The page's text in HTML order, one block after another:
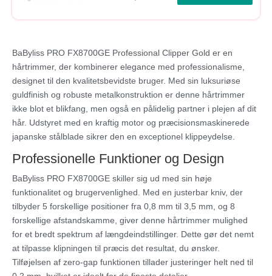
BaByliss PRO FX8700GE Professional Clipper Gold er en
hårtrimmer, der kombinerer elegance med professionalisme,
designet til den kvalitetsbevidste bruger. Med sin luksuriøse
guldfinish og robuste metalkonstruktion er denne hårtrimmer
ikke blot et blikfang, men også en pålidelig partner i plejen af dit
hår. Udstyret med en kraftig motor og præcisionsmaskinerede
japanske stålblade sikrer den en exceptionel klippeydelse.
Professionelle Funktioner og Design
BaByliss PRO FX8700GE skiller sig ud med sin høje
funktionalitet og brugervenlighed. Med en justerbar kniv, der
tilbyder 5 forskellige positioner fra 0,8 mm til 3,5 mm, og 8
forskellige afstandskamme, giver denne hårtrimmer mulighed
for et bredt spektrum af længdeindstillinger. Dette gør det nemt
at tilpasse klipningen til præcis det resultat, du ønsker.
Tilføjelsen af zero-gap funktionen tillader justeringer helt ned til